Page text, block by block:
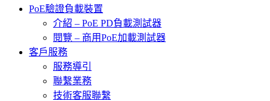
PoE驗證負載裝置
介紹 – PoE PD負載測試器
閱覽 – 商用PoE加載測試器
客戶服務
服務導引
聯繫業務
技術客服聯繫